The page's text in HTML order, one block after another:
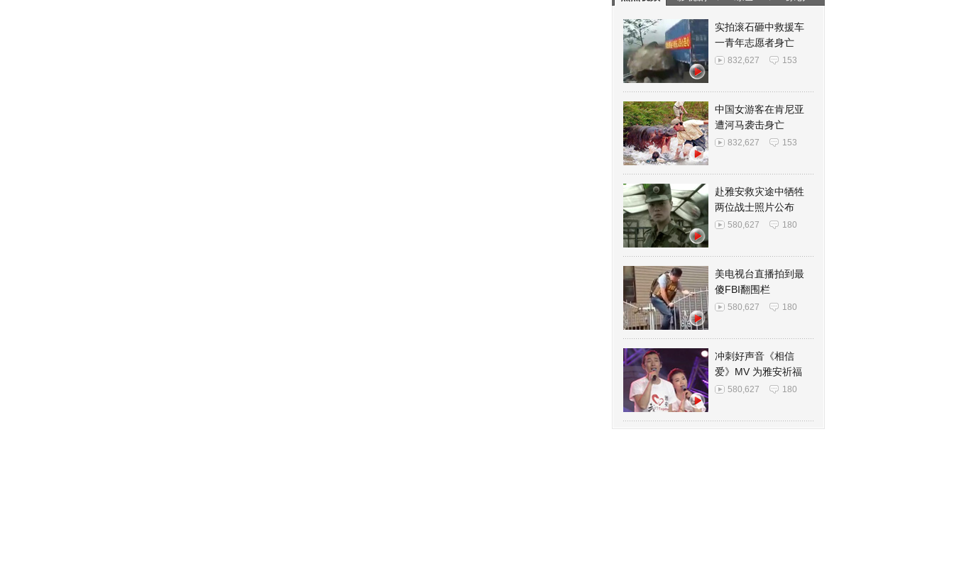
实拍滚石砸中救援车
一青年志愿者身亡
832,627 153
中国女游客在肯尼亚
遭河马袭击身亡
832,627 153
赴雅安救灾途中牺牲
两位战士照片公布
580,627 180
美电视台直播拍到最
傻FBI翻围栏
580,627 180
冲刺好声音《相信
爱》MV 为雅安祈福
580,627 180